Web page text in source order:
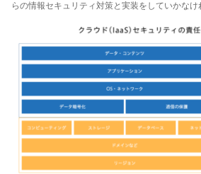
らの情報セキュリティ対策と実装をしていかなけ